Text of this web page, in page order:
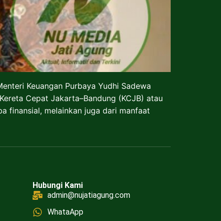
Keuangan Purbaya Yudhi Sadewa
Cepat Jakarta–Bandung (KCJB) atau
finansial, melainkan juga dari manfaat
Hubungi Kami
admin@nujatiagung.com
WhataApp